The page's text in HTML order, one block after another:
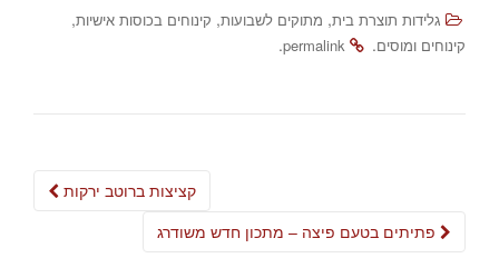
גלידות תוצרת בית, מתוקים לשבועות, קינוחים בכוסות אישיות,
קינוחים ומוסים.
permalink
.
Post
navigation
קציצות ברוטב ירקות